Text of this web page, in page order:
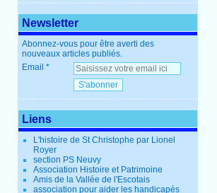
Newsletter
Abonnez-vous pour être averti des
nouveaux articles publiés.
Email
Liens
L'histoire de St Christophe par Lionel
Royer
section PS Neuvy
Association Histoire et Patrimoine
Amis de la Vallée de l'Escotais
association pour aider les handicapés